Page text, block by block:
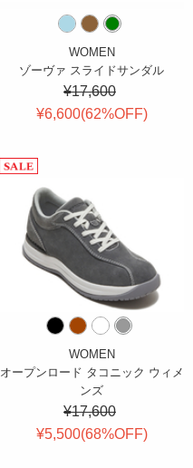
WOMEN
ゾーヴァ スライドサンダル
¥17,600
¥6,600(62%OFF)
WOMEN
オープンロード タコニック ウィメ
ンズ
¥17,600
¥5,500(68%OFF)